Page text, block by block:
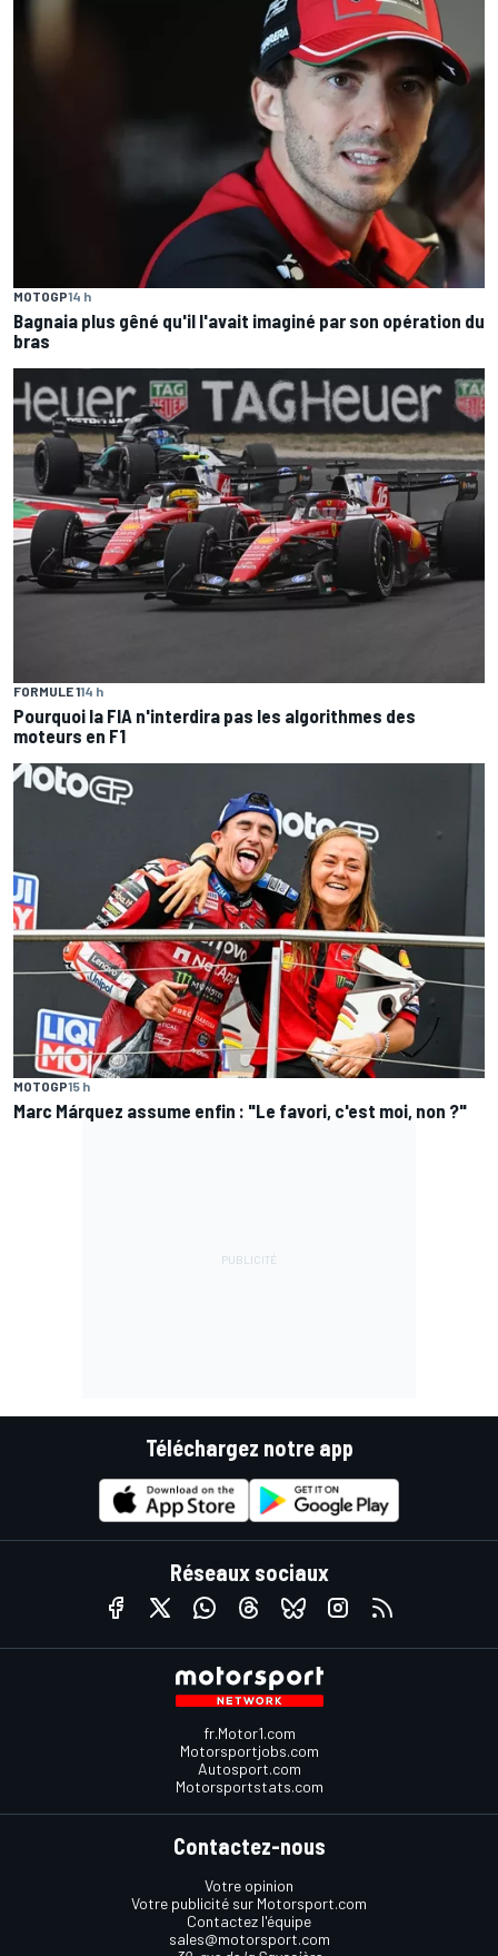
MOTOGP14 h
Bagnaia plus gêné qu'il l'avait imaginé par son opération du
bras
FORMULE 114 h
Pourquoi la FIA n'interdira pas les algorithmes des
moteurs en F1
MOTOGP15 h
Marc Márquez assume enfin : "Le favori, c'est moi, non ?"
Téléchargez notre app
Réseaux sociaux
fr.Motor1.com
Motorsportjobs.com
Autosport.com
Motorsportstats.com
Contactez-nous
Votre opinion
Votre publicité sur Motorsport.com
Contactez l'équipe
sales@motorsport.com